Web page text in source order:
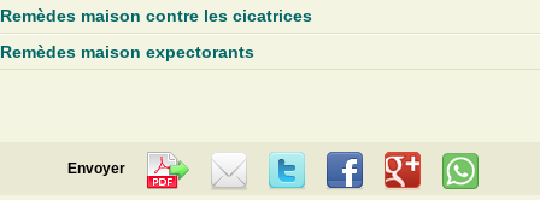
Remèdes maison contre les cicatrices
Remèdes maison expectorants
Envoyer